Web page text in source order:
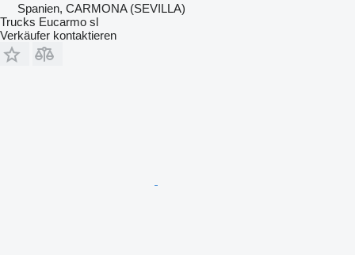
Spanien, CARMONA (SEVILLA)
Trucks Eucarmo sl
Verkäufer kontaktieren